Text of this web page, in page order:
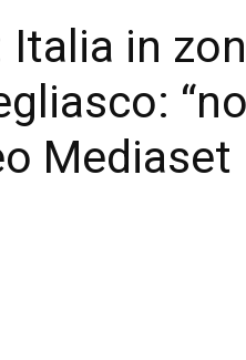
in
Mediaset